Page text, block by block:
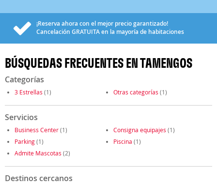
¡Reserva ahora con el mejor precio garantizado!
Cancelación GRATUITAen la mayoría de habitaciones
BÚSQUEDAS FRECUENTES EN TAMENGOS
Categorías
3 Estrellas (1) Otras categorías (1)
Servicios
Business Center(1) Consigna equipajes (1)
Parking(1) Piscina (1)
Admite Mascotas (2)
Destinos cercanos